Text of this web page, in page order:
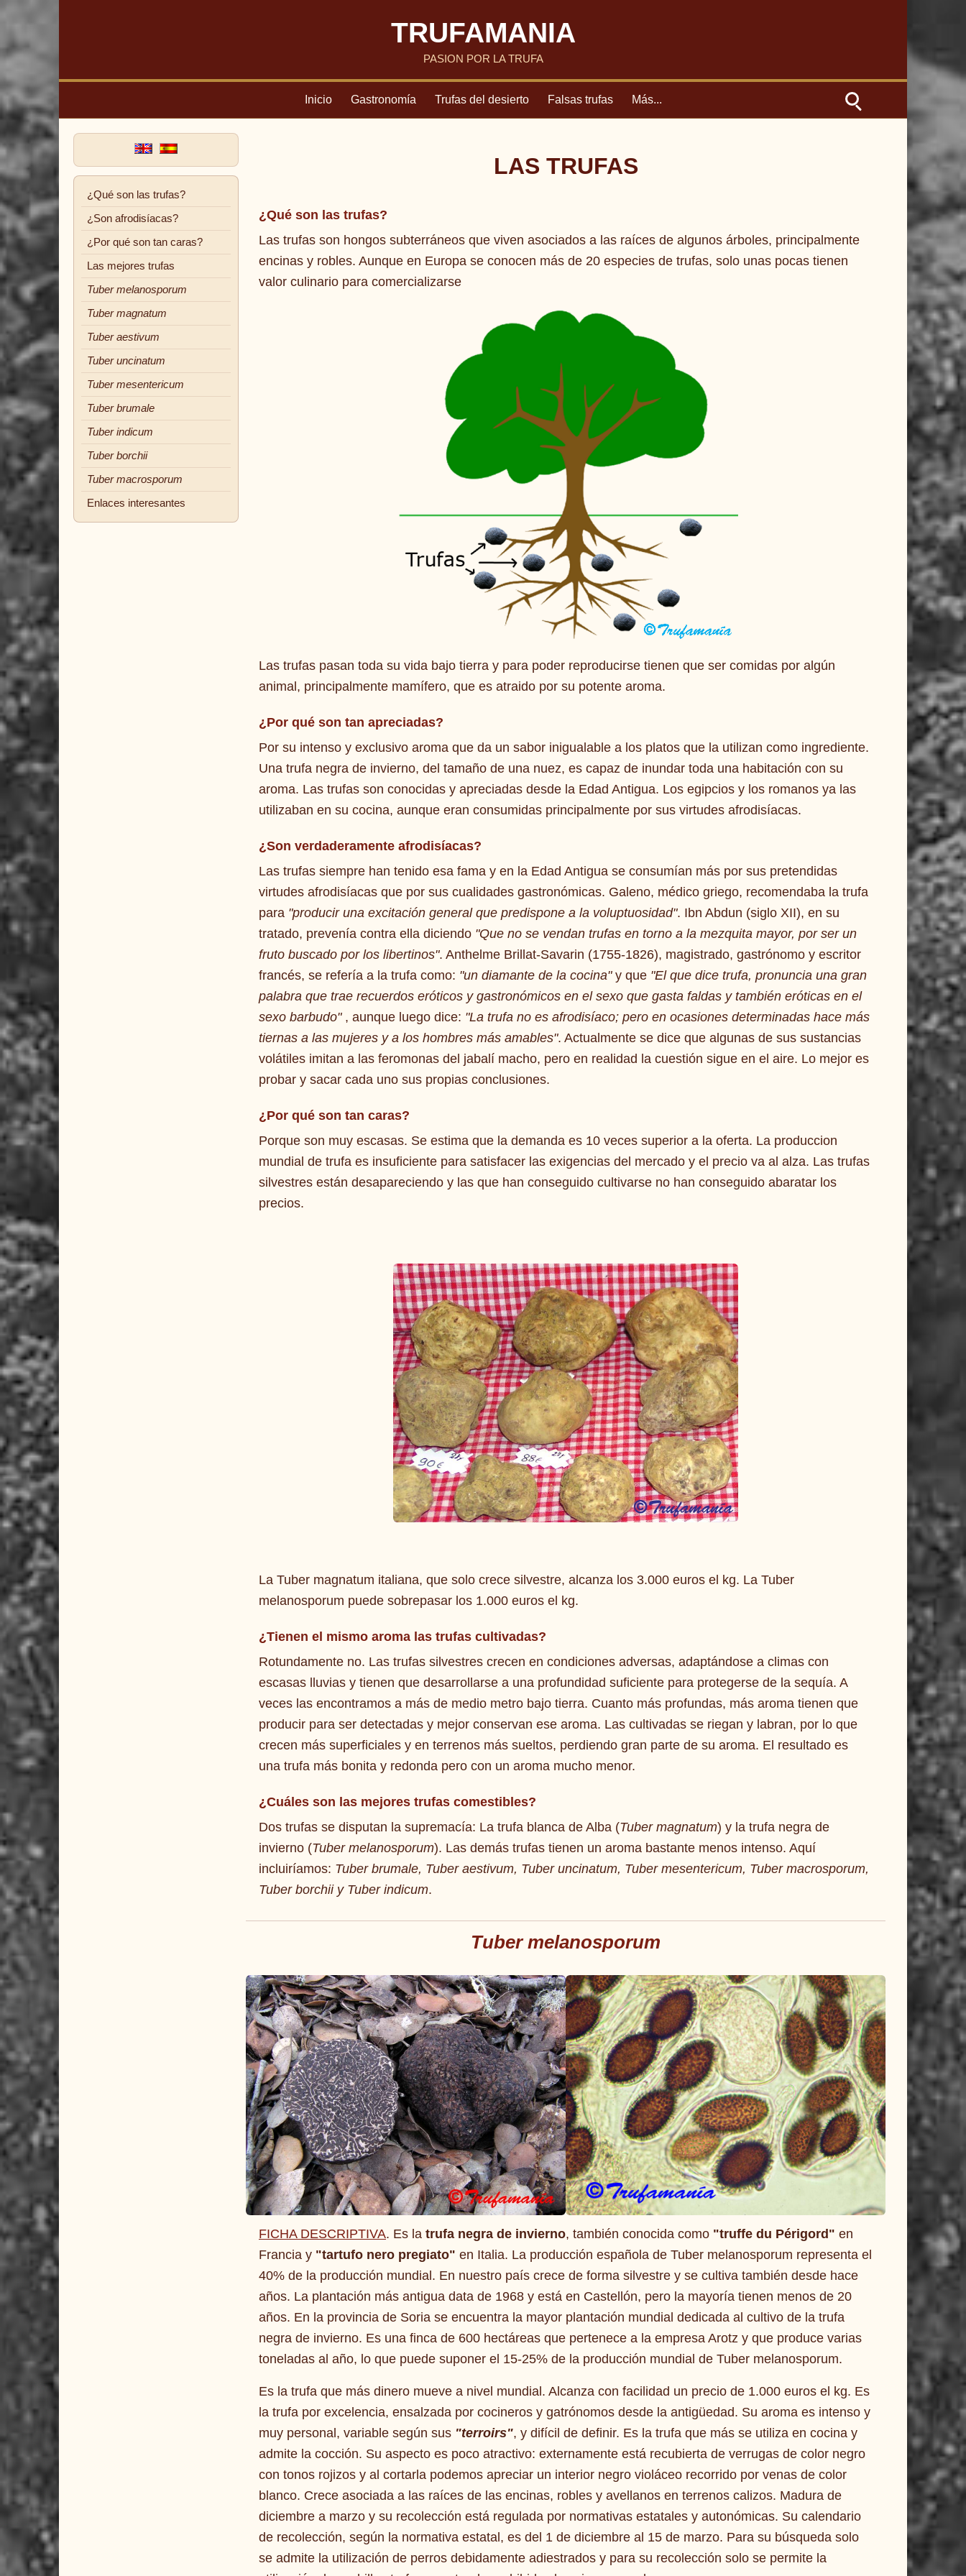
TRUFAMANIA
PASION POR LA TRUFA
Inicio Gastronomía Trufas del desierto Falsas trufas Más...
¿Qué son las trufas?
¿Son afrodisíacas?
¿Por qué son tan caras?
Las mejores trufas
Tuber melanosporum
Tuber magnatum
Tuber aestivum
Tuber uncinatum
Tuber mesentericum
Tuber brumale
Tuber indicum
Tuber borchii
Tuber macrosporum
Enlaces interesantes
LAS TRUFAS
¿Qué son las trufas?
Las trufas son hongos subterráneos que viven asociados a las raíces de algunos árboles, principalmente
encinas y robles. Aunque en Europa se conocen más de 20 especies de trufas, solo unas pocas tienen
valor culinario para comercializarse
Las trufas pasan toda su vida bajo tierra y para poder reproducirse tienen que ser comidas por algún
animal, principalmente mamífero, que es atraido por su potente aroma.
¿Por qué son tan apreciadas?
Por su intenso y exclusivo aroma que da un sabor inigualable a los platos que la utilizan como ingrediente.
Una trufa negra de invierno, del tamaño de una nuez, es capaz de inundar toda una habitación con su
aroma. Las trufas son conocidas y apreciadas desde la Edad Antigua. Los egipcios y los romanos ya las
utilizaban en su cocina, aunque eran consumidas principalmente por sus virtudes afrodisíacas.
¿Son verdaderamente afrodisíacas?
Las trufas siempre han tenido esa fama y en la Edad Antigua se consumían más por sus pretendidas
virtudes afrodisíacas que por sus cualidades gastronómicas. Galeno, médico griego, recomendaba la trufa
para "producir una excitación general que predispone a la voluptuosidad". Ibn Abdun (siglo XII), en su
tratado, prevenía contra ella diciendo "Que no se vendan trufas en torno a la mezquita mayor, por ser un
fruto buscado por los libertinos". Anthelme Brillat-Savarin (1755-1826), magistrado, gastrónomo y escritor
francés, se refería a la trufa como: "un diamante de la cocina"y que "El que dice trufa, pronuncia una gran
palabra que trae recuerdos eróticos y gastronómicos en el sexo que gasta faldas y también eróticas en el
sexo barbudo", aunque luego dice: "La trufa no es afrodisíaco; pero en ocasiones determinadas hace más
tiernas a las mujeres y a los hombres más amables". Actualmente se dice que algunas de sus sustancias
volátiles imitan a las feromonas del jabalí macho, pero en realidad la cuestión sigue en el aire. Lo mejor es
probar y sacar cada uno sus propias conclusiones.
¿Por qué son tan caras?
Porque son muy escasas. Se estima que la demanda es 10 veces superior a la oferta. La produccion
mundial de trufa es insuficiente para satisfacer las exigencias del mercado y el precio va al alza. Las trufas
silvestres están desapareciendo y las que han conseguido cultivarse no han conseguido abaratar los
precios.
La Tuber magnatum italiana, que solo crece silvestre, alcanza los 3.000 euros el kg. La Tuber
melanosporum puede sobrepasar los 1.000 euros el kg.
¿Tienen el mismo aroma las trufas cultivadas?
Rotundamente no. Las trufas silvestres crecen en condiciones adversas, adaptándose a climas con
escasas lluvias y tienen que desarrollarse a una profundidad suficiente para protegerse de la sequía. A
veces las encontramos a más de medio metro bajo tierra. Cuanto más profundas, más aroma tienen que
producir para ser detectadas y mejor conservan ese aroma. Las cultivadas se riegan y labran, por lo que
crecen más superficiales y en terrenos más sueltos, perdiendo gran parte de su aroma. El resultado es
una trufa más bonita y redonda pero con un aroma mucho menor.
¿Cuáles son las mejores trufas comestibles?
Dos trufas se disputan la supremacía: La trufa blanca de Alba (Tuber magnatum) y la trufa negra de
invierno (Tuber melanosporum). Las demás trufas tienen un aroma bastante menos intenso. Aquí
incluiríamos: Tuber brumale, Tuber aestivum, Tuber uncinatum, Tuber mesentericum, Tuber macrosporum,
Tuber borchii y Tuber indicum.
Tuber melanosporum
FICHA DESCRIPTIVA. Es la trufa negra de invierno, también conocida como "truffe du Périgord" en
Francia y "tartufo nero pregiato" en Italia. La producción española de Tuber melanosporum representa el
40% de la producción mundial. En nuestro país crece de forma silvestre y se cultiva también desde hace
años. La plantación más antigua data de 1968 y está en Castellón, pero la mayoría tienen menos de 20
años. En la provincia de Soria se encuentra la mayor plantación mundial dedicada al cultivo de la trufa
negra de invierno. Es una finca de 600 hectáreas que pertenece a la empresa Arotz y que produce varias
toneladas al año, lo que puede suponer el 15-25% de la producción mundial de Tuber melanosporum.
Es la trufa que más dinero mueve a nivel mundial. Alcanza con facilidad un precio de 1.000 euros el kg. Es
la trufa por excelencia, ensalzada por cocineros y gatrónomos desde la antigüedad. Su aroma es intenso y
muy personal, variable según sus "terroirs", y difícil de definir. Es la trufa que más se utiliza en cocina y
admite la cocción. Su aspecto es poco atractivo: externamente está recubierta de verrugas de color negro
con tonos rojizos y al cortarla podemos apreciar un interior negro violáceo recorrido por venas de color
blanco. Crece asociada a las raíces de las encinas, robles y avellanos en terrenos calizos. Madura de
diciembre a marzo y su recolección está regulada por normativas estatales y autonómicas. Su calendario
de recolección, según la normativa estatal, es del 1 de diciembre al 15 de marzo. Para su búsqueda solo
se admite la utilización de perros debidamente adiestrados y para su recolección solo se permite la